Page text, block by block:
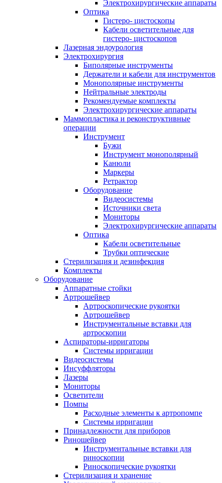
Электрохирургические аппараты
Оптика
Гистеро- цистоскопы
Кабели осветительные для
гистеро- цистоскопов
Лазерная эндоурология
Электрохирургия
Биполярные инструменты
Держатели и кабели для инструментов
Монополярные инструменты
Нейтральные электроды
Рекомендуемые комплекты
Электрохирургические аппараты
Маммопластика и реконструктивные
операции
Инструмент
Бужи
Инструмент монополярный
Канюли
Маркеры
Ретрактор
Оборудование
Видеосистемы
Источники света
Мониторы
Электрохирургические аппараты
Оптика
Кабели осветительные
Трубки оптические
Стерилизация и дезинфекция
Комплекты
Оборудование
Аппаратные стойки
Артрошейвер
Артроскопические рукоятки
Артрошейвер
Инструментальные вставки для
артроскопии
Аспираторы-ирригаторы
Системы ирригации
Видеосистемы
Инсуффляторы
Лазеры
Мониторы
Осветители
Помпы
Расходные элементы к артропомпе
Системы ирригации
Принадлежности для приборов
Риношейвер
Инструментальные вставки для
риноскопии
Риноскопические рукоятки
Стерилизация и хранение